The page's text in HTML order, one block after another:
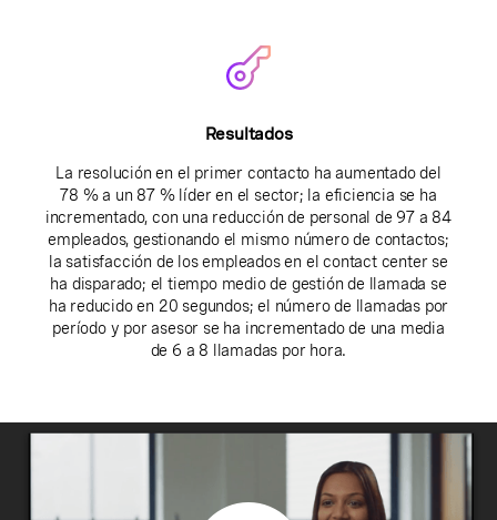
Resultados
La resolución en el primer contacto ha aumentado del
78 % a un 87 % líder en el sector; la eficiencia se ha
incrementado, con una reducción de personal de 97 a 84
empleados, gestionando el mismo número de contactos;
la satisfacción de los empleados en el contact center se
ha disparado; el tiempo medio de gestión de llamada se
ha reducido en 20 segundos; el número de llamadas por
período y por asesor se ha incrementado de una media
de 6 a 8 llamadas por hora.